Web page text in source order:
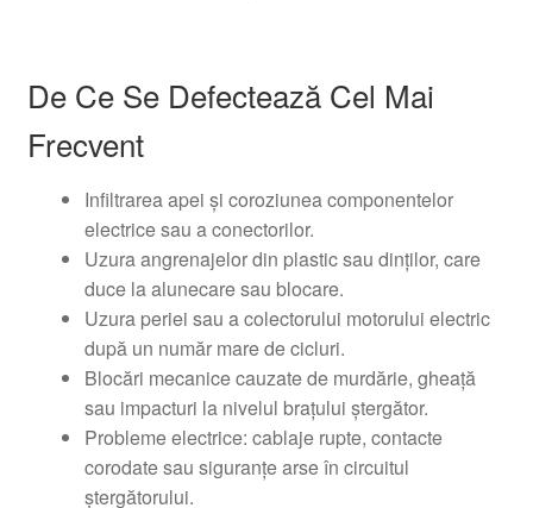
De Ce Se Defectează Cel Mai
Frecvent
Infiltrarea apei și coroziunea componentelor
electrice sau a conectorilor.
Uzura angrenajelor din plastic sau dinților, care
duce la alunecare sau blocare.
Uzura periei sau a colectorului motorului electric
după un număr mare de cicluri.
Blocări mecanice cauzate de murdărie, gheață
sau impacturi la nivelul brațului ștergător.
Probleme electrice: cablaje rupte, contacte
corodate sau siguranțe arse în circuitul
ștergătorului.